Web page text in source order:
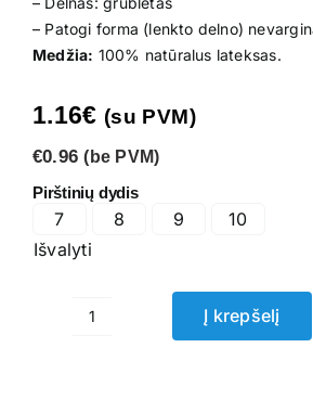
– Patogi forma (lenkto delno)
Medžia: 100% natūralus lateksas.
1.16€ (su PVM)
€0.96 (be PVM)
Pirštinių dydis
7 8 9
10
Išvalyti
produkto
Į krepšelį